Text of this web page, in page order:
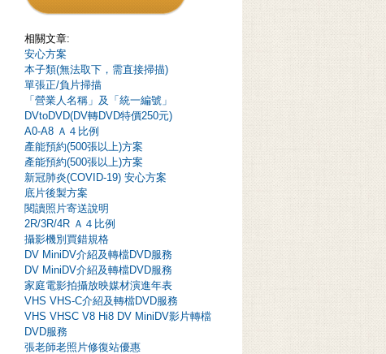
相關文章:
安心方案
本子類(無法取下，需直接掃描)
單張正/負片掃描
「營業人名稱」及「統一編號」
DVtoDVD(DV轉DVD特價250元)
A0-A8 Ａ４比例
產能預約(500張以上)方案
產能預約(500張以上)方案
新冠肺炎(COVID-19) 安心方案
底片後製方案
閱讀照片寄送說明
2R/3R/4R Ａ４比例
攝影機別買錯規格
DV MiniDV介紹及轉檔DVD服務
DV MiniDV介紹及轉檔DVD服務
家庭電影拍攝放映媒材演進年表
VHS VHS-C介紹及轉檔DVD服務
VHS VHSC V8 Hi8 DV MiniDV影片轉檔
DVD服務
張老師老照片修復站優惠